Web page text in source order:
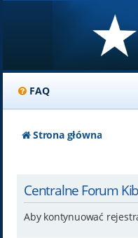
FAQ
Strona główna
Centralne Forum
Aby kontynuować